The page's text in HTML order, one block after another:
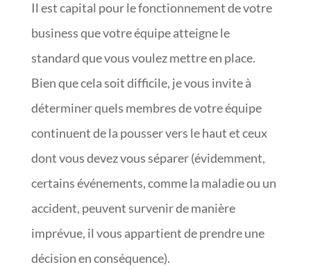
Il est capital pour le fonctionnement de votre
business que votre équipe atteigne le
standard que vous voulez mettre en place.
Bien que cela soit difficile, je vous invite à
déterminer quels membres de votre équipe
continuent de la pousser vers le haut et ceux
dont vous devez vous séparer (évidemment,
certains événements, comme la maladie ou un
accident, peuvent survenir de manière
imprévue, il vous appartient de prendre une
décision en conséquence).